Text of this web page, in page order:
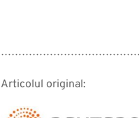
Articolul original: